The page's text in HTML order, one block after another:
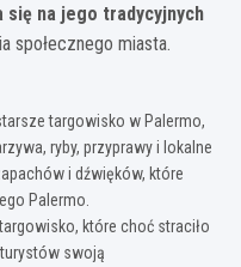
się na jego tradycyjnych
społecznego miasta.
targowisko w Palermo,
ryby, przyprawy i lokalne
i dźwięków, które
Palermo.
które choć straciło
swoją